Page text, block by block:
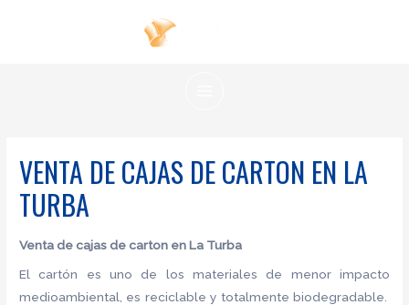
VENTA DE CAJAS DE CARTON EN LA
TURBA
Venta de cajas de carton en La Turba
El cartón es uno de los materiales de menor impacto
medioambiental, es reciclable y totalmente biodegradable.